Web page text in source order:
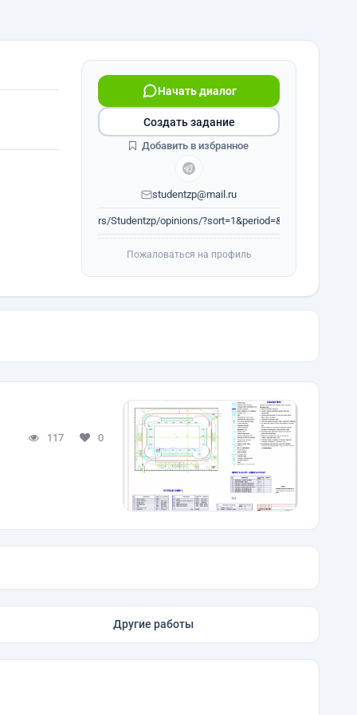
Начать диалог
studentzp@mail.ru
www.fl.ru/users/Studentzp/opinions/?sort=1&period=&author=0#op_h...
Создать задание
Добавить в избранное
Пожаловаться на профиль
117 0
Другие работы